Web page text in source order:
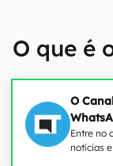
O que é
O
Entre no
notícias